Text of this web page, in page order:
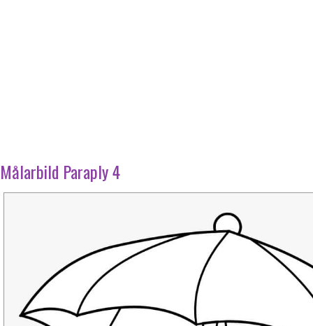
Målarbild Paraply 4